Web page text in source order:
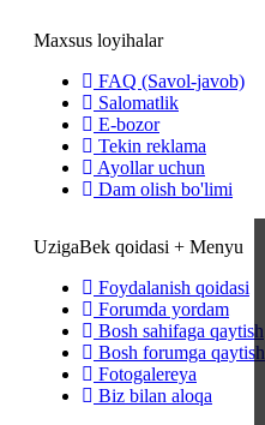
Maxsus loyihalar
FAQ (Savol-javob)
Salomatlik
E-bozor
Tekin reklama
Ayollar uchun
Dam olish bo'limi
UzigaBek qoidasi + Menyu
Foydalanish qoidasi
Forumda yordam
Bosh sahifaga qaytish
Bosh forumga qaytish
Fotogalereya
Biz bilan aloqa